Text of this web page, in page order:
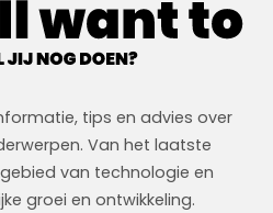
tips en advies over
Van het laatste
van technologie en
groei en ontwikkeling.